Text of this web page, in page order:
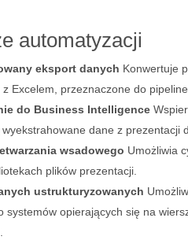
automatyzacji
eksport danych Konwertuje
Excelem, przeznaczone do
do Business Intelligence
dane z prezentacji
wsadowego Umożliwia
plików prezentacji.
ustrukturyzowanych
systemów opierających się na